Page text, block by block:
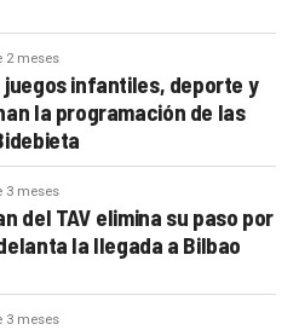
2 meses
juegos infantiles, deporte y
la programación de las
3 meses
del TAV elimina su paso por
la llegada a Bilbao
3 meses